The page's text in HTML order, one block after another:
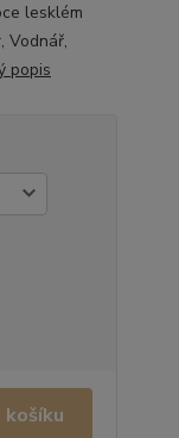
lesklém
Vodnář,
popis